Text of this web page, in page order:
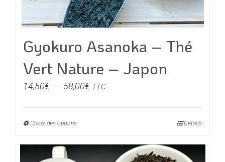
produit
Gyokuro Asanoka – Thé
Vert Nature – Japon
14,50€ – 58,00€Plage
prix :
58,00€
TTC
Choix des optionsCe
a
Détails